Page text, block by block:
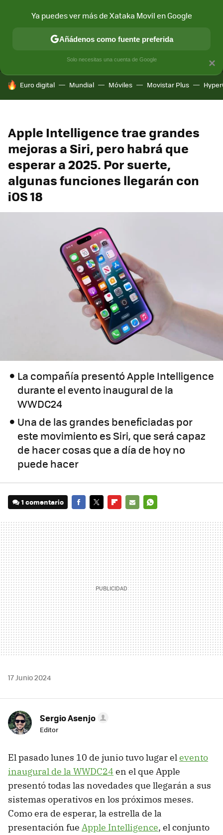
MÓVIL Y SOCIEDAD APLICACIONES
HOY SE HABLA DE
Euro digital Mundial Móviles Movistar Plus
Apple Intelligence trae grandes
mejoras a Siri, pero habrá que
esperar a 2025. Por suerte,
algunas funciones llegarán con
iOS 18
La compañía presentó Apple Intelligence
durante el evento inaugural de la
WWDC24
Una de las grandes beneficiadas por
este movimiento es Siri, que será capaz
de hacer cosas que a día de hoy no
puede hacer
1 comentario
MAIL
17 Junio 2024
Sergio Asenjo
Editor
El pasado lunes 10 de junio tuvo lugar elevento
inaugural de la WWDC24 en el que Apple
presentó todas las novedades que llegarán a sus
sistemas operativos en los próximos meses.
Como era de esperar, la estrella de la
presentación fue Apple Intelligence, el conjunto
×
Ya puedes ver más de Xataka Movil en Google
Añádenos como fuente preferida
Solo necesitas una cuenta de Google